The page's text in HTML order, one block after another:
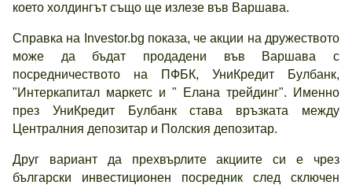
което холдингът също ще излезе във Варшава.
Справка на Investor.bg показа, че акции на дружеството
може да бъдат продадени във Варшава с
посредничеството на ПФБК, УниКредит Булбанк,
"Интеркапитал маркетс и " Елана трейдинг". Именно
през УниКредит Булбанк става връзката между
Централния депозитар и Полския депозитар.
Друг вариант да прехвърлите акциите си е чрез
български инвестиционен посредник след сключен